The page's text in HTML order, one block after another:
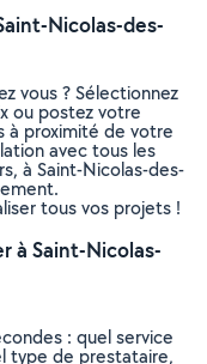
Nicolas-des-
vous ? Sélectionnez
ou postez votre
à proximité de votre
avec tous les
à Saint-Nicolas-des-
tous vos projets !
à Saint-Nicolas-
: quel service
type de prestataire,